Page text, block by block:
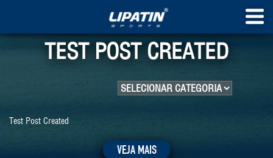
TEST POST CREATED
Test Post Created
VEJA MAIS